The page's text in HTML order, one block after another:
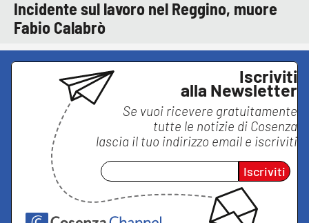
Incidente sul lavoro nel Reggino, muore
Fabio Calabrò
Iscriviti
alla Newsletter
Se vuoi ricevere gratuitamente
tutte le notizie di Cosenza
lascia il tuo indirizzo email e iscriviti
Iscriviti